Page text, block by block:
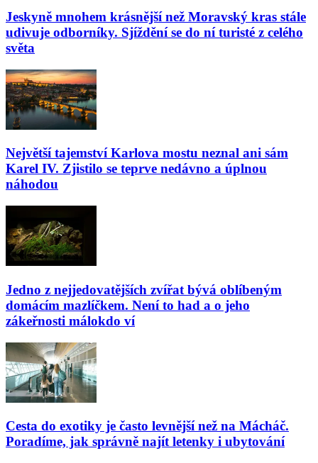
Jeskyně mnohem krásnější než Moravský kras stále
udivuje odborníky. Sjíždění se do ní turisté z celého
světa
Největší tajemství Karlova mostu neznal ani sám
Karel IV. Zjistilo se teprve nedávno a úplnou
náhodou
Jedno z nejjedovatějších zvířat bývá oblíbeným
domácím mazlíčkem. Není to had a o jeho
zákeřnosti málokdo ví
Cesta do exotiky je často levnější než na Mácháč.
Poradíme, jak správně najít letenky i ubytování